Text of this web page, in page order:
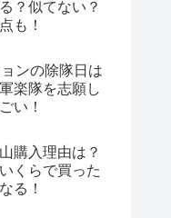
？似てない？
も！
ンの除隊日は
楽隊を志願し
い！
購入理由は？
くらで買った
る！